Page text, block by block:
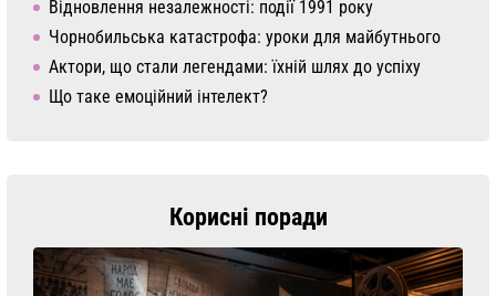
Відновлення незалежності: події 1991 року
Чорнобильська катастрофа: уроки для майбутнього
Актори, що стали легендами: їхній шлях до успіху
Що таке емоційний інтелект?
Корисні поради